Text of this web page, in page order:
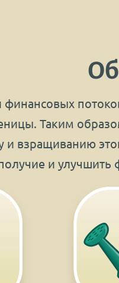
Таким
и взращиванию
и